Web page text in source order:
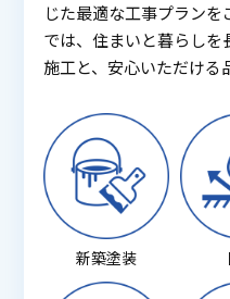
じた最適な工事プランを
では、住まいと暮らし
施工と、安心いただける
新築塗装